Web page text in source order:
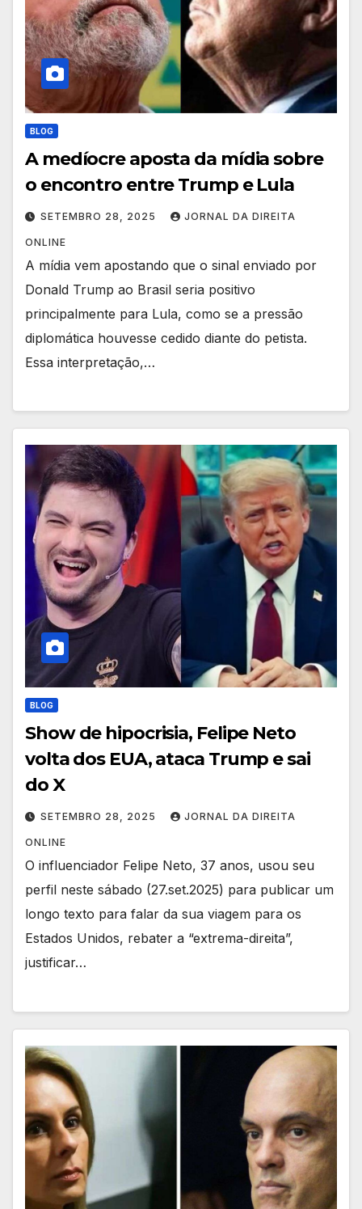
BLOG
A medíocre aposta da mídia sobre
o encontro entre Trump e Lula
SETEMBRO 28, 2025 JORNAL DA DIREITA
ONLINE
A mídia vem apostando que o sinal enviado por
Donald Trump ao Brasil seria positivo
principalmente para Lula, como se a pressão
diplomática houvesse cedido diante do petista.
Essa interpretação,…
BLOG
Show de hipocrisia, Felipe Neto
volta dos EUA, ataca Trump e sai
do X
SETEMBRO 28, 2025 JORNAL DA DIREITA
ONLINE
O influenciador Felipe Neto, 37 anos, usou seu
perfil neste sábado (27.set.2025) para publicar um
longo texto para falar da sua viagem para os
Estados Unidos, rebater a “extrema-direita”,
justificar…